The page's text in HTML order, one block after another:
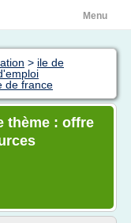
Menu
> ile de
de france
thème : offre